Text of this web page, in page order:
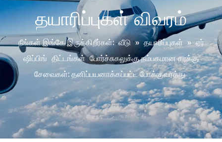
தயாரிப்புகள் விவரம்
நீங்கள் இங்கே இருக்கிறீர்கள்: வீடு » தயாரிப்புகள் » ஏர்
ஷிப்பிங் திட்டங்கள் போர்ச்சுகலுக்கு நம்பகமான சரக்கு
சேவைகள்: தனிப்பயனாக்கப்பட்ட போக்குவரத்து